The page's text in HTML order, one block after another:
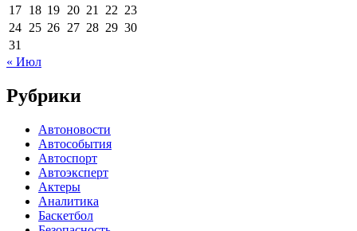
17 18 19 20 21 22 23
24 25 26 27 28 29 30
31
« Июл
Рубрики
Автоновости
Автособытия
Автоспорт
Автоэксперт
Актеры
Аналитика
Баскетбол